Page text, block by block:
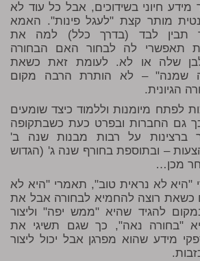
חיוני בשידוכים, אבל כל עוד לא
מותר קצת "לעגל פינות". האמא
תבין לבד (בדרך כלל) למה את
תאפשרי לה לבחור האם הבחורה
שלה או לא. לעומת זאת כשאת
שמנה" – לא הותרת הרבה מקום
הגיונית.
לפתח מיומנות וללמוד כיצד שומעים
גם החברות ובפרט כעת כשבתקופה
ברצינות על רבות מבנות שנה ב'
– ובתוספת בחורף שנה ג' (הגדוש
מכן…
"היא לא נראית טוב", תאמרי "היא לא
כשאת רוצה להחמיא לבחורה אבל את
להגיד שהיא "ממש יפה" וליצור
"בחורה נאה", כך שגם תשיגי את
מידע שהוא מפרגן אבל יכול ליצור